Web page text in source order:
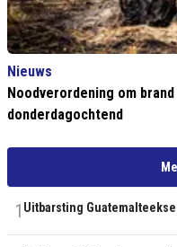
Nieuws
Noodverordening om
donderdagochtend
1 Uitbarsting